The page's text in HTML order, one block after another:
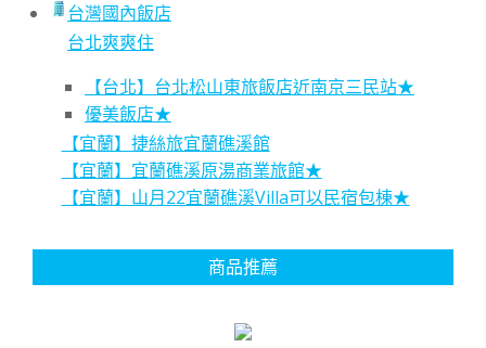
台灣國內飯店
台北爽爽住
【台北】台北松山東旅飯店近南京三民站★
優美飯店★
【宜蘭】捷絲旅宜蘭礁溪館
【宜蘭】宜蘭礁溪原湯商業旅館★
【宜蘭】山月22宜蘭礁溪Villa可以民宿包棟★
商品推薦